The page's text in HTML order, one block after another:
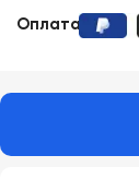
Оплата: